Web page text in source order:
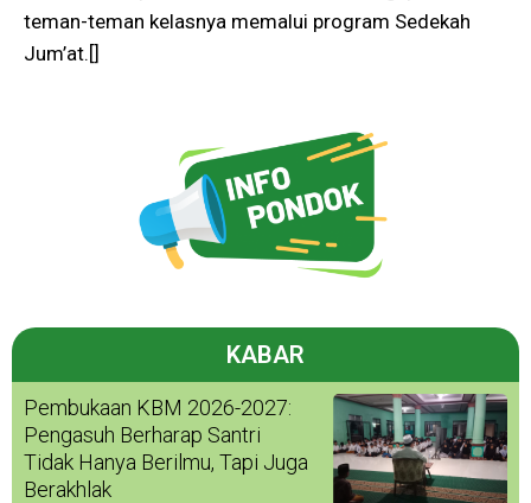
teman-teman kelasnya memalui program Sedekah
Jum’at.[]
KABAR
Pembukaan KBM 2026-2027:
Pengasuh Berharap Santri
Tidak Hanya Berilmu, Tapi Juga
Berakhlak